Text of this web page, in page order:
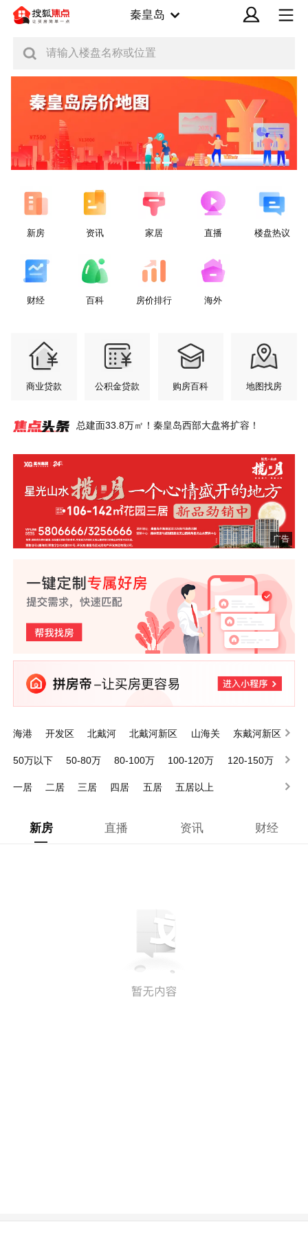
秦皇岛
请输入楼盘名称或位置
新房 资讯 家居 直播 楼盘热议
财经 百科 房价排行 海外
商业贷款 公积金贷款 购房百科 地图找房
社区火了！
总建面33.8万㎡！秦皇岛西部大盘将扩容！
约入驻
广！
广告
海港 开发区 北戴河 北戴河新区 山海关
东戴河新区
50万以下
50-80万 80-100万 100-120万
120-150万
一居
二居 三居 四居 五居 五居以上
新房 直播 资讯 财经